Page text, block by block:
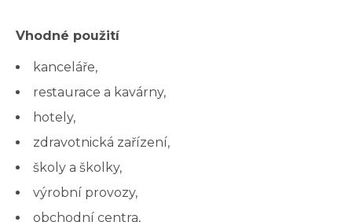
Vhodné použití
kanceláře,
restaurace a kavárny,
hotely,
zdravotnická zařízení,
školy a školky,
výrobní provozy,
obchodní centra,